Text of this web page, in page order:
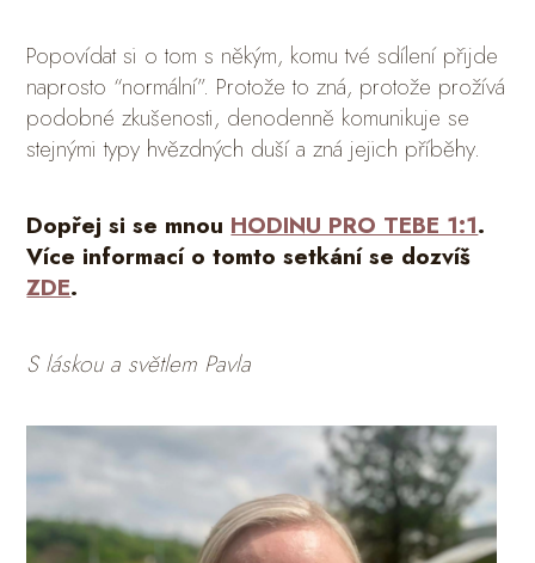
Popovídat si o tom s někým, komu tvé sdílení přijde
naprosto “normální”. Protože to zná, protože prožívá
podobné zkušenosti, denodenně komunikuje se
stejnými typy hvězdných duší a zná jejich příběhy.
Dopřej si se mnou HODINU PRO TEBE 1:1.
Více informací o tomto setkání se dozvíš
ZDE.
S láskou a světlem Pavla